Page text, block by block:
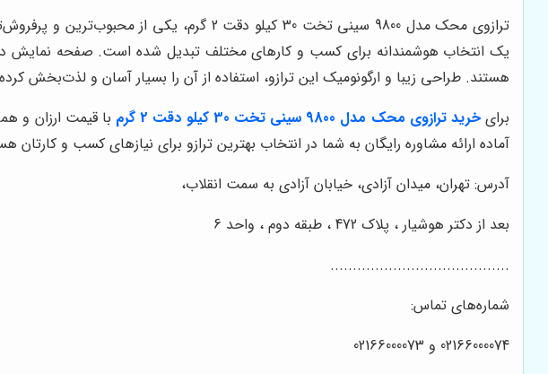
ترازوی محک مدل 9800 سینی تخت 30 کیلو دقت 2 گرم، یکی از محبوب‌ترین و پرفروش‌ترین محصولات
یک انتخاب هوشمندانه برای کسب و کارهای مختلف تبدیل شده است. صفحه نمایش
هستند. طراحی زیبا و ارگونومیک این ترازو، استفاده از آن را بسیار آسان و لذت‌بخش
برایخرید ترازوی محک مدل 9800 سینی تخت 30 کیلو دقت 2 گرم
با قیمت ارزان و
آماده ارائه مشاوره رایگان به شما در انتخاب بهترین ترازو برای نیازهای کسب و کارتان
آدرس: تهران، میدان آزادی، خیابان آزادی به سمت انقلاب،
بعد از دکتر هوشیار ، پلاک 472 ، طبقه دوم ، واحد 6
........................................
شماره‌های تماس:
02166000074 و 02166000073